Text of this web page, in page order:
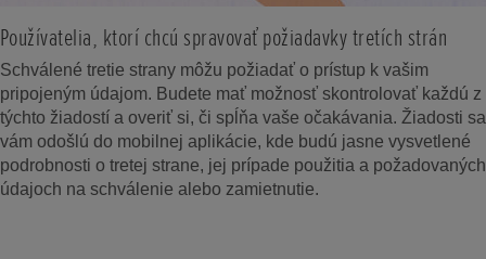
Používatelia, ktorí chcú spravovať požiadavky tretích strán
Schválené tretie strany môžu požiadať o prístup k vašim
pripojeným údajom. Budete mať možnosť skontrolovať každú z
týchto žiadostí a overiť si, či spĺňa vaše očakávania. Žiadosti sa
vám odošlú do mobilnej aplikácie, kde budú jasne vysvetlené
podrobnosti o tretej strane, jej prípade použitia a požadovaných
údajoch na schválenie alebo zamietnutie.